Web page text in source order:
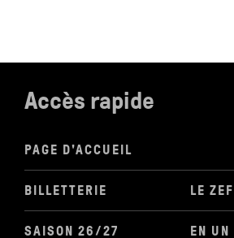
Accès rapide
PAGE D'ACCUEIL
BILLETTERIE LE ZEF
SAISON 26/27 EN